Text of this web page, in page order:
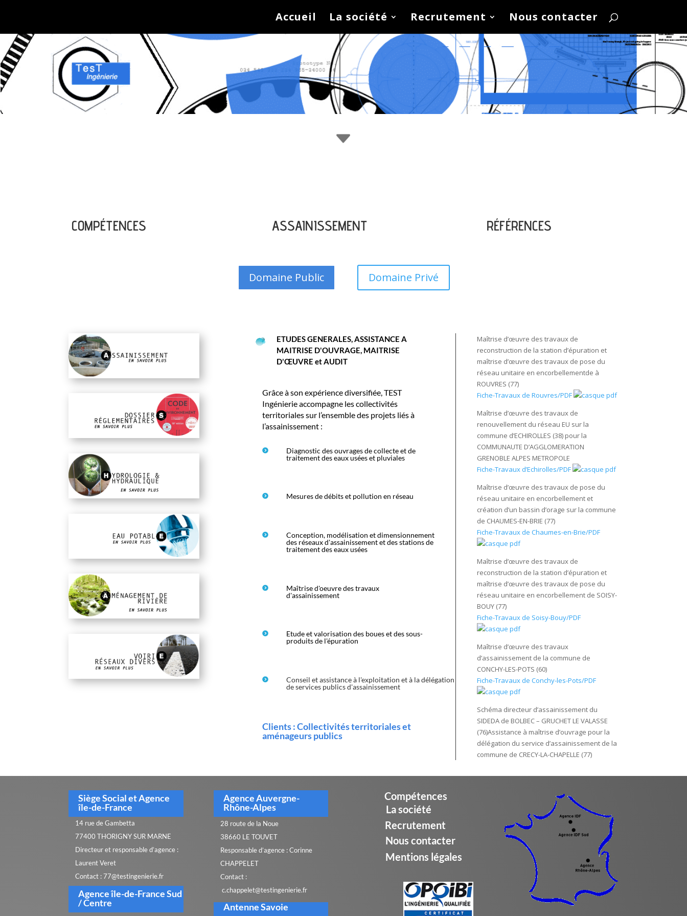
Accueil La société Recrutement Nous contacter
C
COMPÉTENCES ASSAINISSEMENT RÉFÉRENCES
Domaine Public Domaine Privé
ETUDES GENERALES, ASSISTANCE A
MAITRISE D'OUVRAGE, MAITRISE
D'ŒUVRE et AUDIT
Grâce à son expérience diversifiée, TEST
Ingénierie accompagne les collectivités
territoriales sur l’ensemble des projets liés à
l’assainissement :
Diagnostic des ouvrages de collecte et de
traitement des eaux usées et pluviales
Mesures de débits et pollution en réseau
Conception, modélisation et dimensionnement
des réseaux d'assainissement et des stations de
traitement des eaux usées
Maîtrise d'oeuvre des travaux
d'assainissement
Etude et valorisation des boues et des sous-
produits de l'épuration
Conseil et assistance à l'exploitation et à la délégation
de services publics d'assainissement
Clients : Collectivités territoriales et
aménageurs publics
Maîtrise d’œuvre des travaux de
reconstruction de la station d’épuration et
maîtrise d’œuvre des travaux de pose du
réseau unitaire en encorbellementde à
ROUVRES (77)
Fiche-Travaux de Rouvres/PDF
Maîtrise d’œuvre des travaux de
renouvellement du réseau EU sur la
commune d’ECHIROLLES (38) pour la
COMMUNAUTE D’AGGLOMERATION
GRENOBLE ALPES METROPOLE
Fiche-Travaux d’Echirolles/PDF
Maîtrise d’œuvre des travaux de pose du
réseau unitaire en encorbellement et
création d’un bassin d’orage sur la commune
de CHAUMES-EN-BRIE (77)
Fiche-Travaux de Chaumes-en-Brie/PDF
Maîtrise d’œuvre des travaux de
reconstruction de la station d’épuration et
maîtrise d’œuvre des travaux de pose du
réseau unitaire en encorbellement de SOISY-
BOUY (77)
Fiche-Travaux de Soisy-Bouy/PDF
Maîtrise d’œuvre des travaux
d’assainissement de la commune de
CONCHY-LES-POTS (60)
Fiche-Travaux de Conchy-les-Pots/PDF
Schéma directeur d’assainissement du
SIDEDA de BOLBEC – GRUCHET LE VALASSE
(76)Assistance à maîtrise d’ouvrage pour la
délégation du service d’assainissement de la
commune de CRECY-LA-CHAPELLE (77)
Siège Social et Agence
île-de-France
14 rue de Gambetta
77400 THORIGNY SUR MARNE
Directeur et responsable d’agence :
Laurent Veret
Contact : 77@testingenierie.fr
Agence île-de-France Sud
/ Centre
Agence Auvergne-
Rhône-Alpes
28 route de la Noue
38660 LE TOUVET
Responsable d’agence :Corinne
CHAPPELET
Contact :
c.chappelet@testingenierie.fr
Antenne Savoie
Compétences
La société
Recrutement
Nous contacter
Mentions légales